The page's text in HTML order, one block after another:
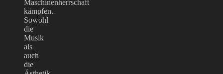
Maschinenherrschaft
kämpfen.
Sowohl
die
Musik
als
auch
die